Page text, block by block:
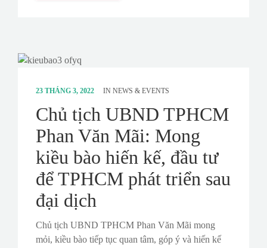
23 THÁNG 3, 2022 IN NEWS & EVENTS
Chủ tịch UBND TPHCM
Phan Văn Mãi: Mong
kiều bào hiến kế, đầu tư
để TPHCM phát triển sau
đại dịch
Chủ tịch UBND TPHCM Phan Văn Mãi mong
mỏi, kiều bào tiếp tục quan tâm, góp ý và hiến kế